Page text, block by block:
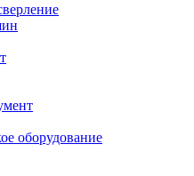
оборудование